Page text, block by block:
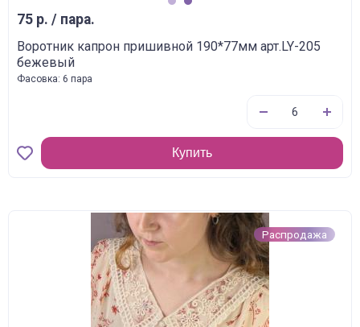
75 р. / пара.
Воротник капрон пришивной 190*77мм арт.LY-205
бежевый
Фасовка: 6 пара
Купить
Распродажа